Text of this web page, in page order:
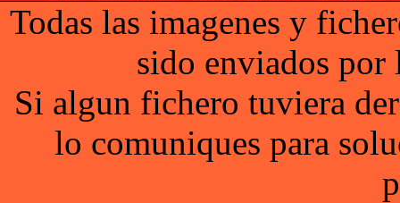
Todas las imagenes y
sido enviados por
Si algun fichero tuviera
lo comuniques para